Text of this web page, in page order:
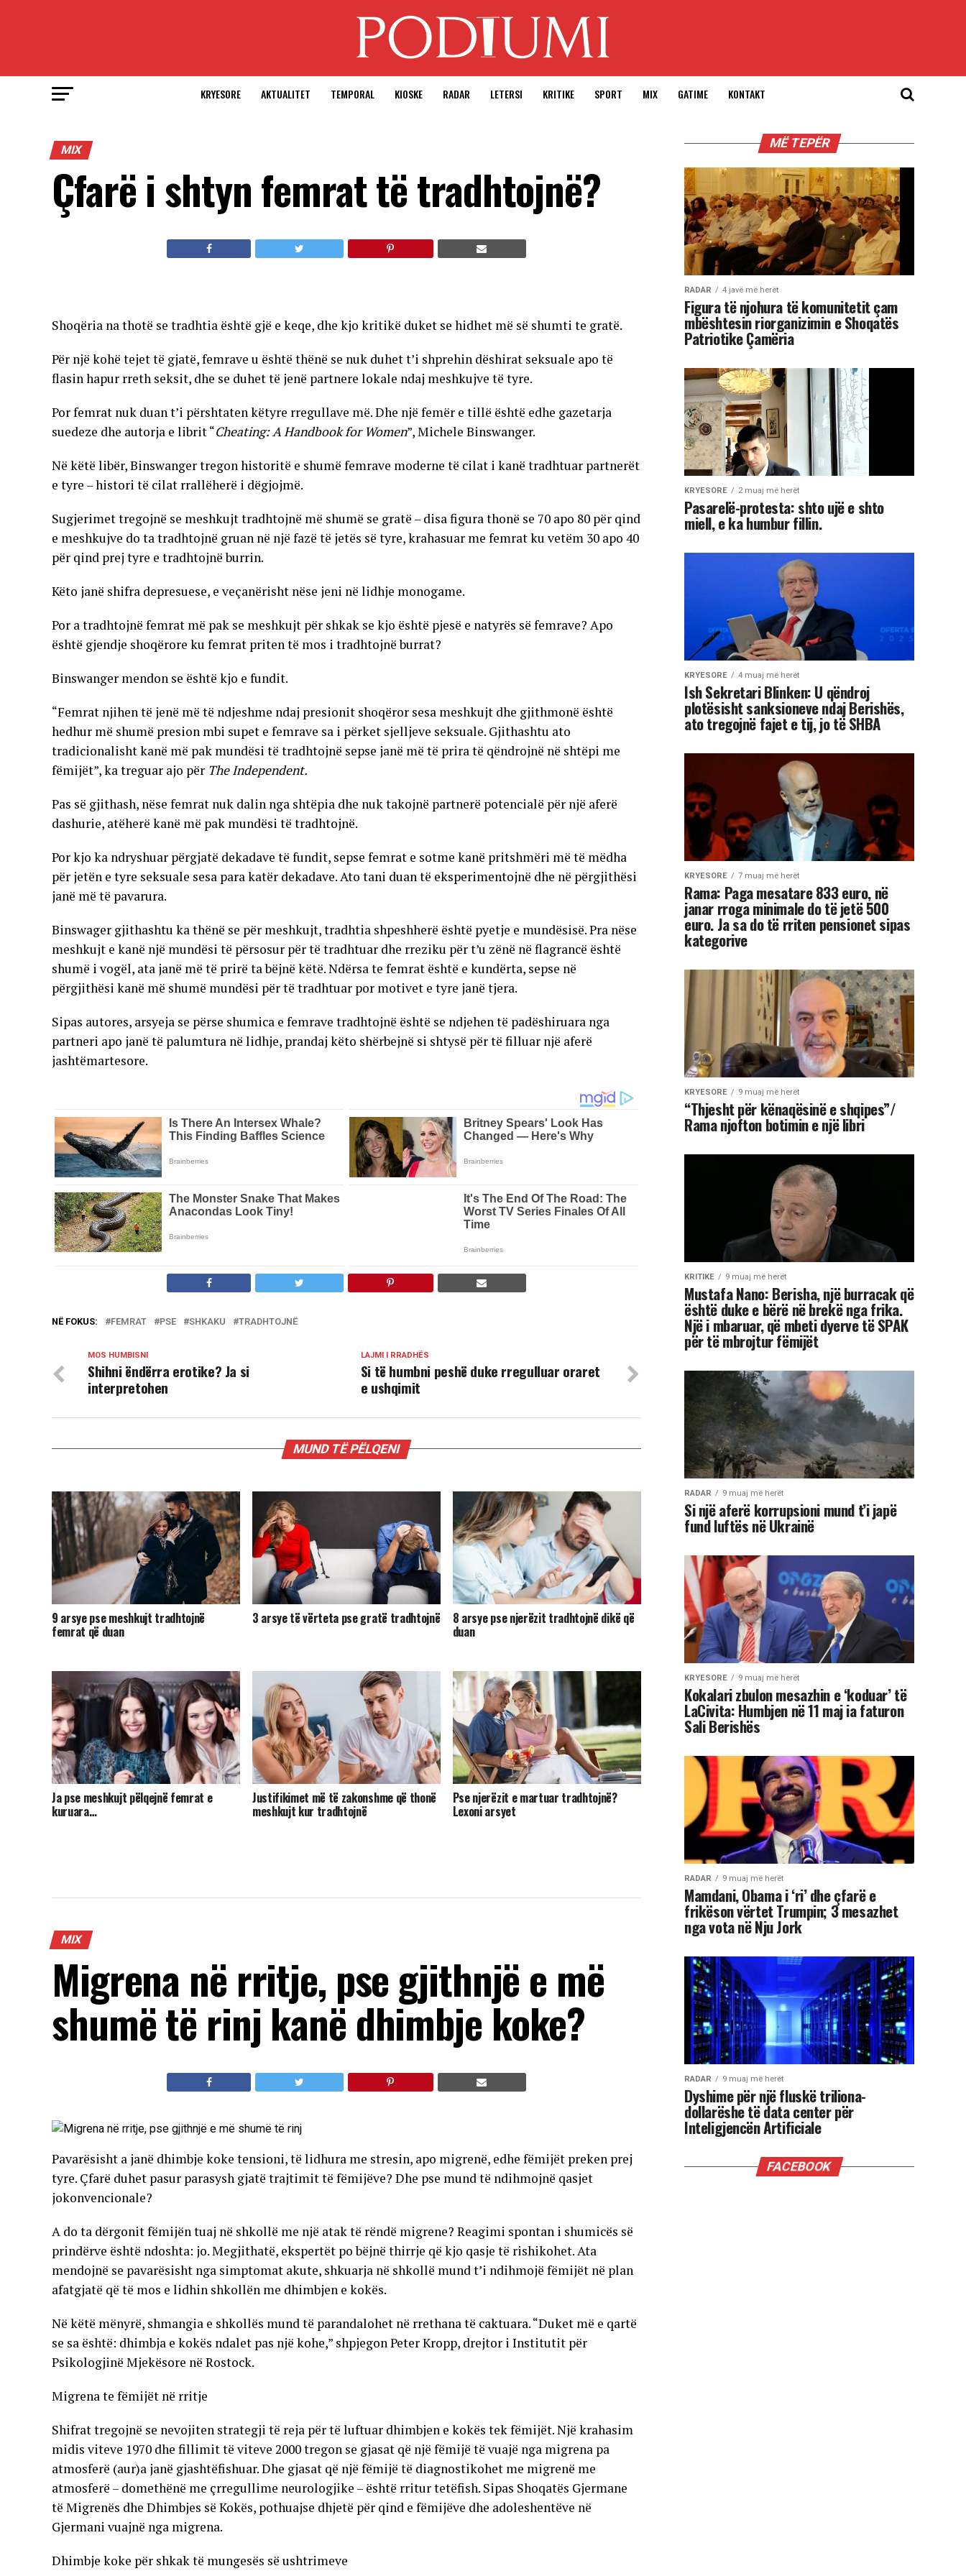
KRYESORE AKTUALITET TEMPORAL KIOSKE RADAR LETERSI KRITIKE SPORT MIX GATIME KONTAKT
MIX
Çfarë i shtyn femrat të tradhtojnë?
Shoqëria na thotë se tradhtia është gjë e keqe, dhe kjo kritikë duket se hidhet më së shumti te gratë.
Për një kohë tejet të gjatë, femrave u është thënë se nuk duhet t’i shprehin dëshirat seksuale apo të
flasin hapur rreth seksit, dhe se duhet të jenë partnere lokale ndaj meshkujve të tyre.
Por femrat nuk duan t’i përshtaten këtyre rregullave më. Dhe një femër e tillë është edhe gazetarja
suedeze dhe autorja e librit “Cheating: A Handbook for Women”, Michele Binswanger.
Në këtë libër, Binswanger tregon historitë e shumë femrave moderne të cilat i kanë tradhtuar partnerët
e tyre – histori të cilat rrallëherë i dëgjojmë.
Sugjerimet tregojnë se meshkujt tradhtojnë më shumë se gratë – disa figura thonë se 70 apo 80 për qind
e meshkujve do ta tradhtojnë gruan në një fazë të jetës së tyre, krahasuar me femrat ku vetëm 30 apo 40
për qind prej tyre e tradhtojnë burrin.
Këto janë shifra depresuese, e veçanërisht nëse jeni në lidhje monogame.
Por a tradhtojnë femrat më pak se meshkujt për shkak se kjo është pjesë e natyrës së femrave? Apo
është gjendje shoqërore ku femrat priten të mos i tradhtojnë burrat?
Binswanger mendon se është kjo e fundit.
“Femrat njihen të jenë më të ndjeshme ndaj presionit shoqëror sesa meshkujt dhe gjithmonë është
hedhur më shumë presion mbi supet e femrave sa i përket sjelljeve seksuale. Gjithashtu ato
tradicionalisht kanë më pak mundësi të tradhtojnë sepse janë më të prira të qëndrojnë në shtëpi me
fëmijët”, ka treguar ajo për The Independent.
Pas së gjithash, nëse femrat nuk dalin nga shtëpia dhe nuk takojnë partnerë potencialë për një aferë
dashurie, atëherë kanë më pak mundësi të tradhtojnë.
Por kjo ka ndryshuar përgjatë dekadave të fundit, sepse femrat e sotme kanë pritshmëri më të mëdha
për jetën e tyre seksuale sesa para katër dekadave. Ato tani duan të eksperimentojnë dhe në përgjithësi
janë më të pavarura.
Binswager gjithashtu ka thënë se për meshkujt, tradhtia shpeshherë është pyetje e mundësisë. Pra nëse
meshkujt e kanë një mundësi të përsosur për të tradhtuar dhe rreziku për t’u zënë në flagrancë është
shumë i vogël, ata janë më të prirë ta bëjnë këtë. Ndërsa te femrat është e kundërta, sepse në
përgjithësi kanë më shumë mundësi për të tradhtuar por motivet e tyre janë tjera.
Sipas autores, arsyeja se përse shumica e femrave tradhtojnë është se ndjehen të padëshiruara nga
partneri apo janë të palumtura në lidhje, prandaj këto shërbejnë si shtysë për të filluar një aferë
jashtëmartesore.
NË FOKUS: FEMRAT PSE SHKAKU TRADHTOJNË
LAJMI I RRADHËS
Si të humbni peshë duke rregulluar oraret
e ushqimit
MOS HUMBISNI
Shihni ëndërra erotike? Ja si
interpretohen
MUND TË PËLQENI
9 arsye pse meshkujt tradhtojnë
femrat që duan
3 arsye të vërteta pse gratë tradhtojnë 8 arsye pse njerëzit tradhtojnë dikë që
duan
Ja pse meshkujt pëlqejnë femrat e
kuruara…
Justifikimet më të zakonshme që thonë
meshkujt kur tradhtojnë
Pse njerëzit e martuar tradhtojnë?
Lexoni arsyet
MIX
Migrena në rritje, pse gjithnjë e më
shumë të rinj kanë dhimbje koke?
Pavarësisht a janë dhimbje koke tensioni, të lidhura me stresin, apo migrenë, edhe fëmijët preken prej
tyre. Çfarë duhet pasur parasysh gjatë trajtimit të fëmijëve? Dhe pse mund të ndihmojnë qasjet
jokonvencionale?
A do ta dërgonit fëmijën tuaj në shkollë me një atak të rëndë migrene? Reagimi spontan i shumicës së
prindërve është ndoshta: jo. Megjithatë, ekspertët po bëjnë thirrje që kjo qasje të rishikohet. Ata
mendojnë se pavarësisht nga simptomat akute, shkuarja në shkollë mund t’i ndihmojë fëmijët në plan
afatgjatë që të mos e lidhin shkollën me dhimbjen e kokës.
Në këtë mënyrë, shmangia e shkollës mund të parandalohet në rrethana të caktuara. “Duket më e qartë
se sa është: dhimbja e kokës ndalet pas një kohe,” shpjegon Peter Kropp, drejtor i Institutit për
Psikologjinë Mjekësore në Rostock.
Migrena te fëmijët në rritje
Shifrat tregojnë se nevojiten strategji të reja për të luftuar dhimbjen e kokës tek fëmijët. Një krahasim
midis viteve 1970 dhe fillimit të viteve 2000 tregon se gjasat që një fëmijë të vuajë nga migrena pa
atmosferë (aur)a janë gjashtëfishuar. Dhe gjasat që një fëmijë të diagnostikohet me migrenë me
atmosferë – domethënë me çrregullime neurologjike – është rritur tetëfish. Sipas Shoqatës Gjermane
të Migrenës dhe Dhimbjes së Kokës, pothuajse dhjetë për qind e fëmijëve dhe adoleshentëve në
Gjermani vuajnë nga migrena.
Dhimbje koke për shkak të mungesës së ushtrimeve
MË TEPËR
RADAR 4 javë më herët
Figura të njohura të komunitetit çam
mbështesin riorganizimin e Shoqatës
Patriotike Çamëria
KRYESORE 2 muaj më herët
Pasarelë-protesta: shto ujë e shto
miell, e ka humbur fillin.
KRYESORE 4 muaj më herët
Ish Sekretari Blinken: U qëndroj
plotësisht sanksioneve ndaj Berishës,
ato tregojnë fajet e tij, jo të SHBA
KRYESORE 7 muaj më herët
Rama: Paga mesatare 833 euro, në
janar rroga minimale do të jetë 500
euro. Ja sa do të rriten pensionet sipas
kategorive
KRYESORE 9 muaj më herët
“Thjesht për kënaqësinë e shqipes”/
Rama njofton botimin e një libri
KRITIKE 9 muaj më herët
Mustafa Nano: Berisha, një burracak që
është duke e bërë në brekë nga frika.
Një i mbaruar, që mbeti dyerve të SPAK
për të mbrojtur fëmijët
RADAR 9 muaj më herët
Si një aferë korrupsioni mund t’i japë
fund luftës në Ukrainë
KRYESORE 9 muaj më herët
Kokalari zbulon mesazhin e ‘koduar’ të
LaCivita: Humbjen në 11 maj ia faturon
Sali Berishës
RADAR 9 muaj më herët
Mamdani, Obama i ‘ri’ dhe çfarë e
frikëson vërtet Trumpin; 3 mesazhet
nga vota në Nju Jork
RADAR 9 muaj më herët
Dyshime për një fluskë triliona-
dollarëshe të data center për
Inteligjencën Artificiale
FACEBOOK